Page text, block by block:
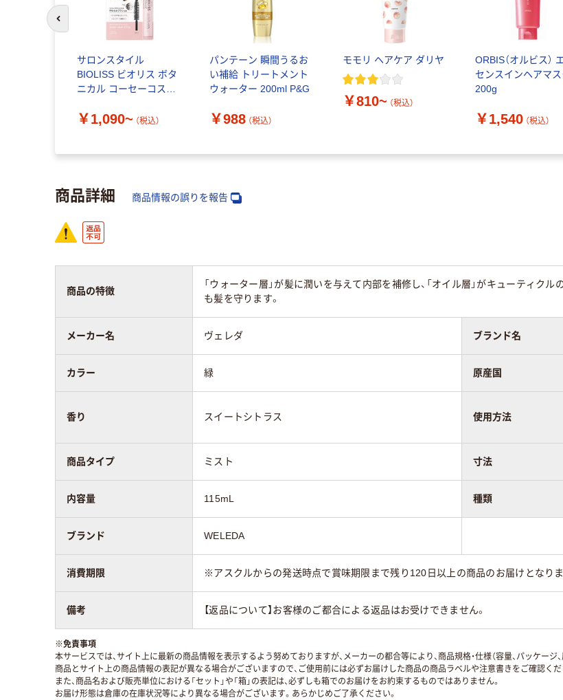
サロンスタイル
BIOLISS ビオリス ボタ
ニカル コーセーコスメ
￥1,090~ （税込）
パンテーン 瞬間うるお
い補給 トリートメント
ウォーター 200ml P&G
￥988 （税込）
モモリ ヘアケア ダリヤ
￥810~ （税込）
ORBIS（オルビス）
センスインヘアマス
200g
￥1,540 （税込）
前のスライドへ
商品詳細 商品情報の誤りを報告
商品の特徴
「ウォーター層」が髪に潤いを与えて内部を補修し、「オイル層」がキューティク
も髪を守ります。
メーカー名 ヴェレダ ブランド名
カラー 緑 原産国
香り スイートシトラス 使用方法
商品タイプ ミスト 寸法
内容量 115mL 種類
ブランド WELEDA
消費期限 ※アスクルからの発送時点で賞味期限まで残り120日以上の商品のお届けとなりま
備考 【返品について】お客様のご都合による返品はお受けできません。
※免責事項
本サービスでは、サイト上に最新の商品情報を表示するよう努めておりますが、メーカーの都合等により、商品規格・仕様（容量、パッケー
商品とサイト上の商品情報の表記が異なる場合がございますので、ご使用前には必ずお届けした商品の商品ラベルや注意書きをご確認く
また、商品名および販売単位における「セット」や「箱」の表記は、必ずしも箱でのお届けをお約束するものではありません。
お届け形態は倉庫の在庫状況等により異なる場合がございます。あらかじめご了承ください。